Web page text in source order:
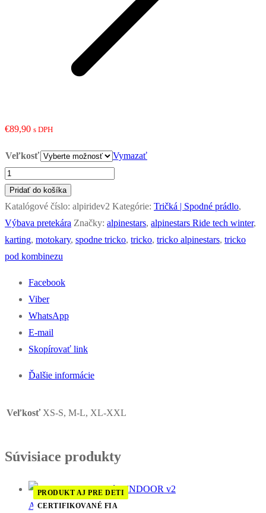
€89,90 s DPH
Veľkosť
Vymazať
množstvo
Alpinestars
Ride
Tech
Winter
tričko
Pridať do košíka
Katalógové číslo: alpiridev2 Kategórie: Tričká | Spodné prádlo,
Výbava pretekára Značky: alpinestars, alpinestars Ride tech winter,
karting, motokary, spodne tricko, tricko, tricko alpinestars, tricko
pod kombinezu
Facebook
Viber
WhatsApp
E-mail
Skopírovať link
Ďalšie informácie
Veľkosť XS-S, M-L, XL-XXL
Súvisiace produkty
Alpinestars
PRODUKT AJ PRE DETI
CERTIFIKOVANÉ FIA